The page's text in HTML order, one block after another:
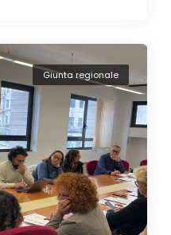
Giunta regionale